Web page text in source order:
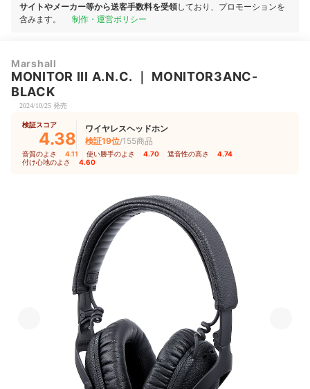
サイトやメーカー等から送客手数料を受領しており、プロモーションを
含みます。
制作・運営ポリシー
Marshall
MONITOR III A.N.C.
MONITOR3ANC-
BLACK
2024/10/25 発売
検証スコア
4.38
ワイヤレスヘッドホン
検証19位/155商品
音質のよさ 4.11 使い勝手のよさ 4.70 遮音性の高さ 4.74
付け心地のよさ 4.60